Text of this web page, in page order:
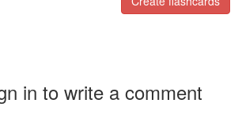
in to write a comment